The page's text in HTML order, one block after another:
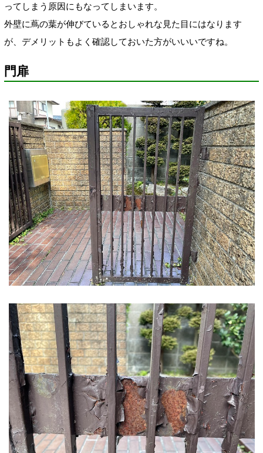
ってしまう原因にもなってしまいます。
外壁に蔦の葉が伸びているとおしゃれな見た目にはなります
が、デメリットもよく確認しておいた方がいいいですね。
門扉